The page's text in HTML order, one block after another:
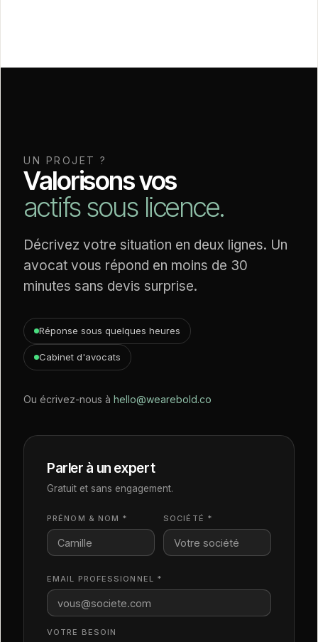
UN PROJET ?
Valorisons vos
actifs sous licence.
Décrivez votre situation en deux lignes. Un
avocat vous répond en moins de 30
minutes sans devis surprise.
Réponse sous quelques heures
Cabinet d'avocats
Ou écrivez-nous à hello@wearebold.co
Parler à un expert
Gratuit et sans engagement.
PRÉNOM & NOM * SOCIÉTÉ *
EMAIL PROFESSIONNEL *
VOTRE BESOIN